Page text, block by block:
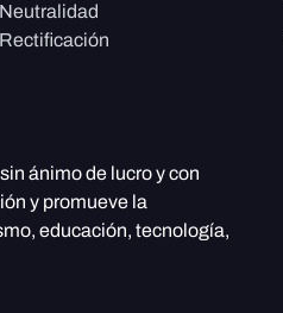
ánimo de lucro y con
y promueve la
educación, tecnología,